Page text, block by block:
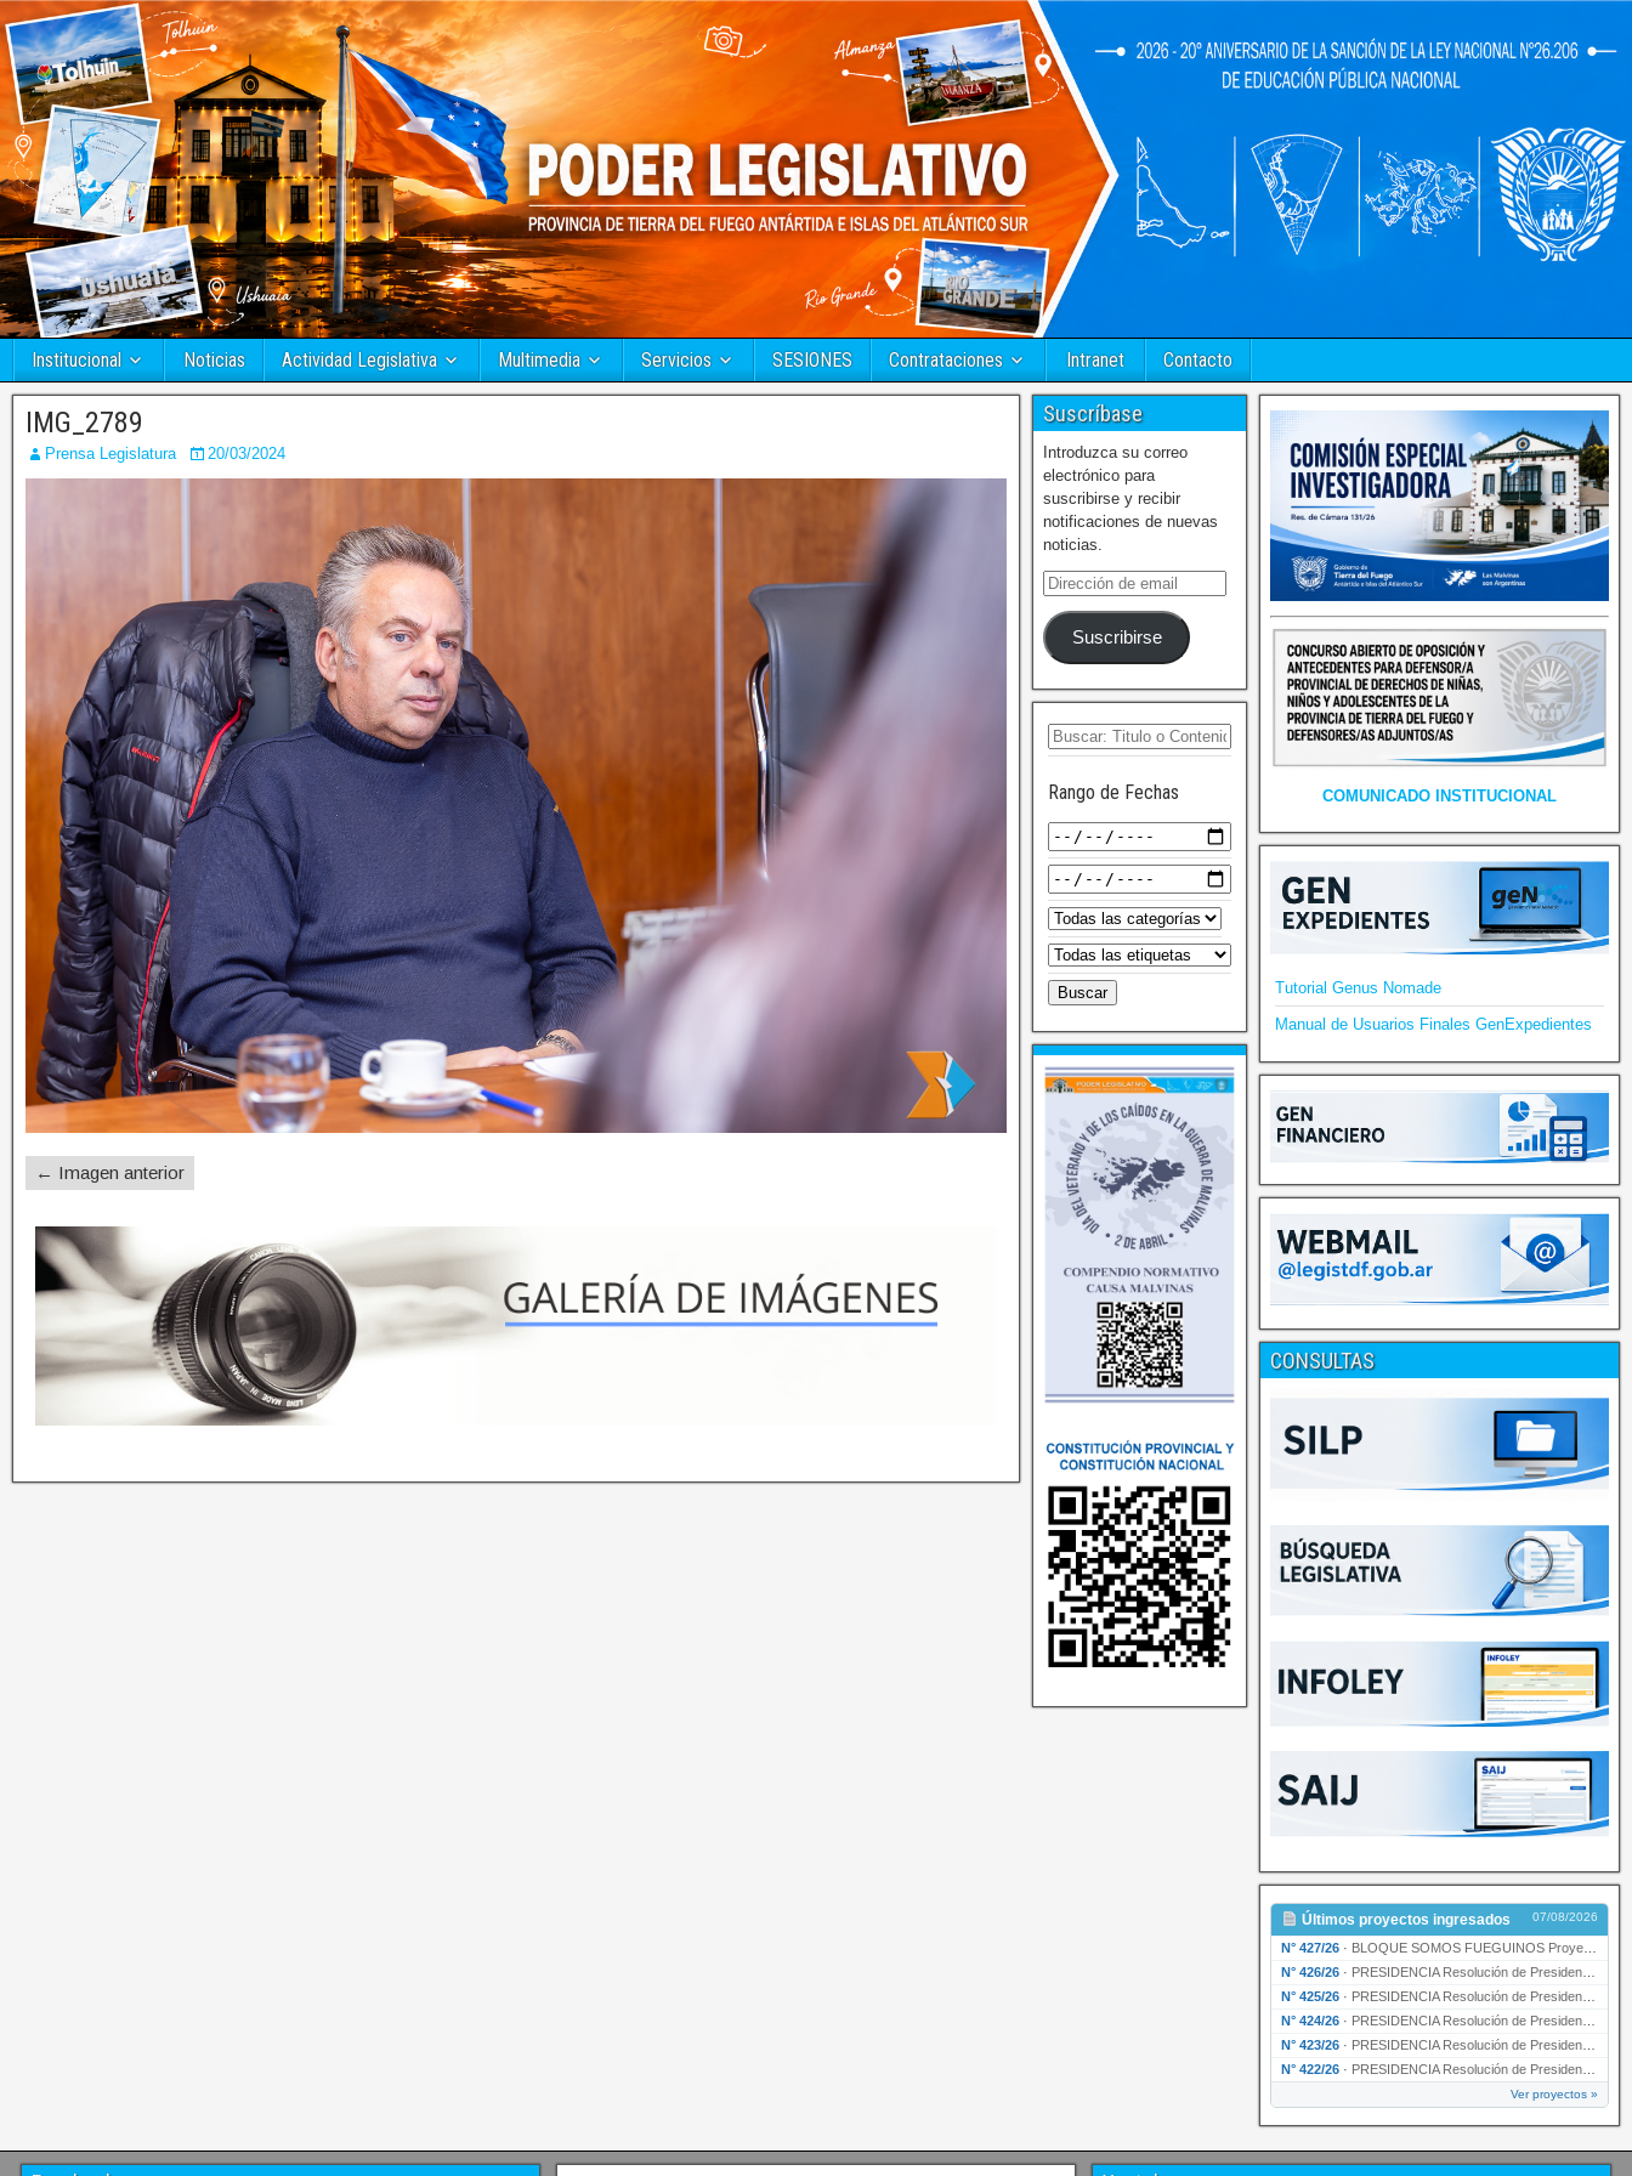
Institucional Noticias Actividad Legislativa Multimedia Servicios SESIONES Contrataciones Intranet Contacto
IMG_2789
Prensa Legislatura 20/03/2024
← Imagen anterior
Suscríbase
Introduzca su correo
electrónico para
suscribirse y recibir
notificaciones de nuevas
noticias.
Suscribirse
Rango de Fechas COMUNICADO INSTITUCIONAL
Tutorial Genus Nomade
Manual de Usuarios Finales GenExpedientes
CONSULTAS
Últimos proyectos ingresados 07/08/2026
N° 427/26 · BLOQUE SOMOS FUEGUINOS Proyecto de Declaración declarando de interés provincial PRESIDENCI…
N° 426/26 · PRESIDENCIA Resolución de Presidencia N° 216/26 declarando de interés provincial la labor …
N° 425/26 · PRESIDENCIA Resolución de Presidencia N° 212/26 declarando de interés provincial el “50° A…
N° 424/26 · PRESIDENCIA Resolución de Presidencia Nº 210/26 declarando de interés provincial el proyec…
N° 423/26 · PRESIDENCIA Resolución de Presidencia Nº 209/26 declarando de interés provincial la presen…
N° 422/26 · PRESIDENCIA Resolución de Presidencia N° 200/26 para su ratificación.
Ver proyectos »